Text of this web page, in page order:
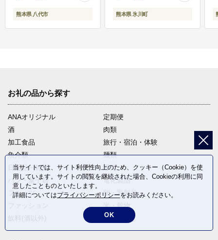
熊本県 八代市 熊本県 氷川町
お礼の品から探す
ANAオリジナル
定期便
酒
肉類
加工食品
旅行・宿泊・体験
魚介類
麺類
日用品・雑貨
野菜
パン・菓子類
電化製品
フルーツ
卵・乳製品
米・穀物
返礼品なし
当サイトでは、サイト利便性向上のため、クッキー（Cookie）を使
用しています。サイトの閲覧を継続された場合、Cookieの利用に同
意したことものといたします。
詳細についてはプライバシーポリシーをお読みください。
OK